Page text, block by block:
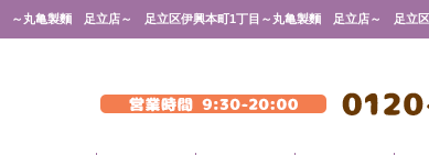
～丸亀製麵 足立店～ 足立区伊興本町1丁目～丸亀製麵 足立店～ 足立区